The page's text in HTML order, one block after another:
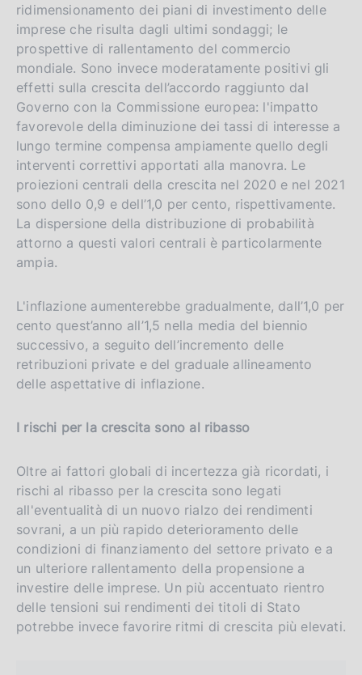
ridimensionamento dei piani di investimento delle
imprese che risulta dagli ultimi sondaggi; le
prospettive di rallentamento del commercio
mondiale. Sono invece moderatamente positivi gli
effetti sulla crescita dell’accordo raggiunto dal
Governo con la Commissione europea: l'impatto
favorevole della diminuzione dei tassi di interesse a
lungo termine compensa ampiamente quello degli
interventi correttivi apportati alla manovra. Le
proiezioni centrali della crescita nel 2020 e nel 2021
sono dello 0,9 e dell’1,0 per cento, rispettivamente.
La dispersione della distribuzione di probabilità
attorno a questi valori centrali è particolarmente
ampia.
L'inflazione aumenterebbe gradualmente, dall’1,0 per
cento quest’anno all’1,5 nella media del biennio
successivo, a seguito dell’incremento delle
retribuzioni private e del graduale allineamento
delle aspettative di inflazione.
I rischi per la crescita sono al ribasso
Oltre ai fattori globali di incertezza già ricordati, i
rischi al ribasso per la crescita sono legati
all'eventualità di un nuovo rialzo dei rendimenti
sovrani, a un più rapido deterioramento delle
condizioni di finanziamento del settore privato e a
un ulteriore rallentamento della propensione a
investire delle imprese. Un più accentuato rientro
delle tensioni sui rendimenti dei titoli di Stato
potrebbe invece favorire ritmi di crescita più elevati.